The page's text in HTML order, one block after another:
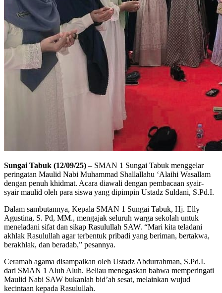
Sungai Tabuk (12/09/25) – SMAN 1 Sungai Tabuk menggelar
peringatan Maulid Nabi Muhammad Shallallahu ‘Alaihi Wasallam
dengan penuh khidmat. Acara diawali dengan pembacaan syair-
syair maulid oleh para siswa yang dipimpin Ustadz Suldani, S.Pd.I.
Dalam sambutannya, Kepala SMAN 1 Sungai Tabuk, Hj. Elly
Agustina, S. Pd, MM., mengajak seluruh warga sekolah untuk
meneladani sifat dan sikap Rasulullah SAW. “Mari kita teladani
akhlak Rasulullah agar terbentuk pribadi yang beriman, bertakwa,
berakhlak, dan beradab,” pesannya.
Ceramah agama disampaikan oleh Ustadz Abdurrahman, S.Pd.I.
dari SMAN 1 Aluh Aluh. Beliau menegaskan bahwa memperingati
Maulid Nabi SAW bukanlah bid’ah sesat, melainkan wujud
kecintaan kepada Rasulullah.